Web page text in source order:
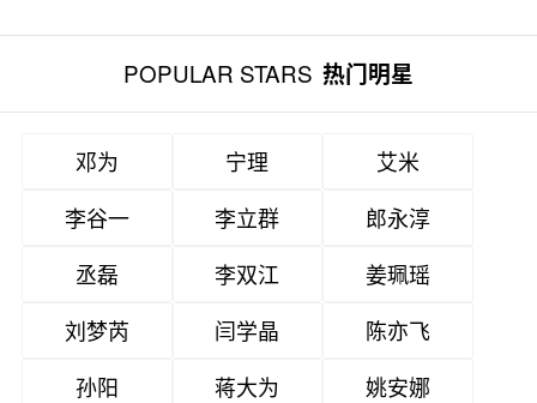
POPULAR STARS 热门明星
邓为 宁理
艾米
李谷一
李立群
郎永淳
丞磊
李双江
姜珮瑶
刘梦芮
闫学晶
陈亦飞
孙阳
蒋大为
姚安娜